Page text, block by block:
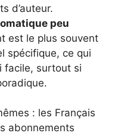
d’auteur.
peu
est le plus souvent
spécifique, ce qui
facile, surtout si
: les Français
abonnements